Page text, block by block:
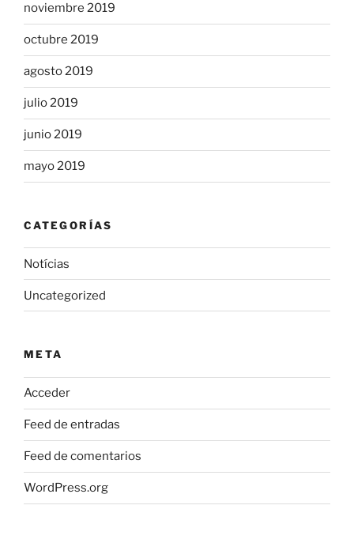
noviembre 2019
octubre 2019
agosto 2019
julio 2019
junio 2019
mayo 2019
CATEGORÍAS
Notícias
Uncategorized
META
Acceder
Feed de entradas
Feed de comentarios
WordPress.org